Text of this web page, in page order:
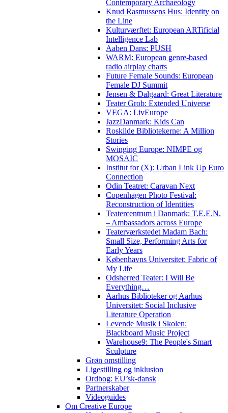
Contemporary Archaeology
Knud Rasmussens Hus: Identity on
the Line
Kulturværftet: European ARTificial
Intelligence Lab
Aaben Dans: PUSH
WARM: European genre-based
radio airplay charts
Future Female Sounds: European
Female DJ Summit
Jensen & Dalgaard: Great Literature
Teater Grob: Extended Universe
VEGA: LivEurope
JazzDanmark: Kids Can
Roskilde Bibliotekerne: A Million
Stories
Swinging Europe: NIMPE og
MOSAIC
Institut for (X): Urban Link Up Euro
Connection
Odin Teatret: Caravan Next
Copenhagen Photo Festival:
Reconstruction of Identities
Teatercentrum i Danmark: T.E.E.N.
– Ambassadors across Europe
Teaterværkstedet Madam Bach:
Small Size, Performing Arts for
Early Years
Københavns Universitet: Fabric of
My Life
Odsherred Teater: I Will Be
Everything…
Aarhus Biblioteker og Aarhus
Universitet: Social Inclusive
Literature Operation
Levende Musik i Skolen:
Blackboard Music Project
Warehouse9: The People's Smart
Sculpture
Grøn omstilling
Ligestilling og inklusion
Ordbog: EU’sk-dansk
Partnerskaber
Videoguides
Om Creative Europe